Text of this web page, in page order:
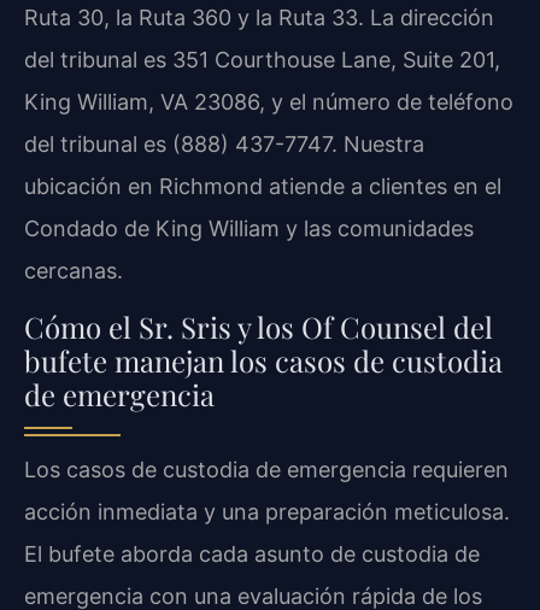
Ruta 30, la Ruta 360 y la Ruta 33. La dirección
del tribunal es 351 Courthouse Lane, Suite 201,
King William, VA 23086, y el número de teléfono
del tribunal es (888) 437-7747. Nuestra
ubicación en Richmond atiende a clientes en el
Condado de King William y las comunidades
cercanas.
Cómo el Sr. Sris y los Of Counsel del
bufete manejan los casos de custodia
de emergencia
Los casos de custodia de emergencia requieren
acción inmediata y una preparación meticulosa.
El bufete aborda cada asunto de custodia de
emergencia con una evaluación rápida de los